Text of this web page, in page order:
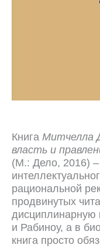
Книга Митчелла
власть и
(М.: Дело, 2016)
рациональной
продвинутых
и Рабиноу, а в
книга просто